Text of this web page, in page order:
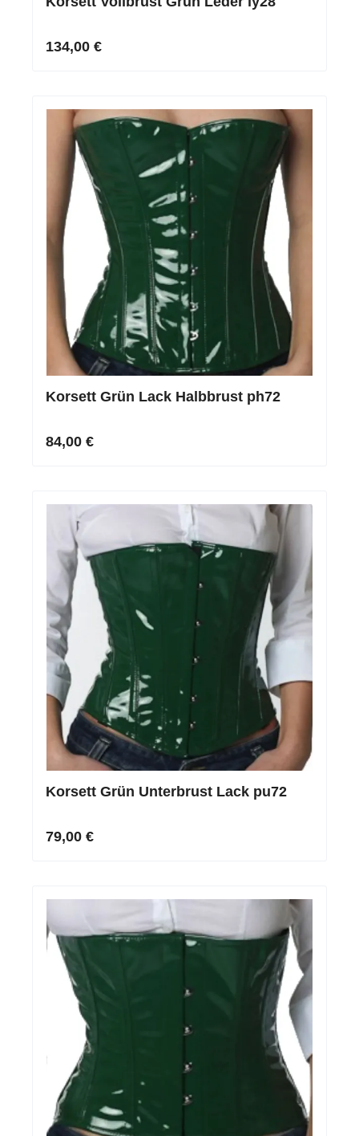
134,00 €
Korsett Grün Lack Halbbrust ph72
84,00 €
Korsett Grün Unterbrust Lack pu72
79,00 €